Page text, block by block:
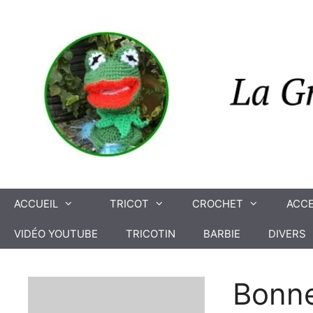
ACCUEIL TRICOT CROCHET
VIDÉO YOUTUBE TRICOTIN BARBIE DIVERS